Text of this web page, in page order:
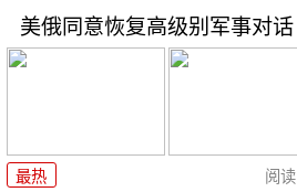
美俄同意恢复高级别军事对话
最热 阅读